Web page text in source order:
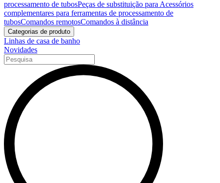
processamento de tubosPeças de substituição para Acessórios
complementares para ferramentas de processamento de
tubosComandos remotosComandos à distância
Categorias de produto
Linhas de casa de banho
Novidades